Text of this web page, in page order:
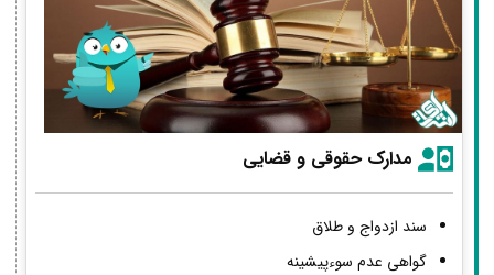
مدارک حقوقی و قضایی
سند ازدواج و طلاق
گواهی عدم سوءپیشینه